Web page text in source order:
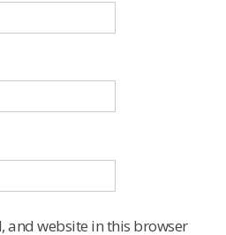
and website in this browser